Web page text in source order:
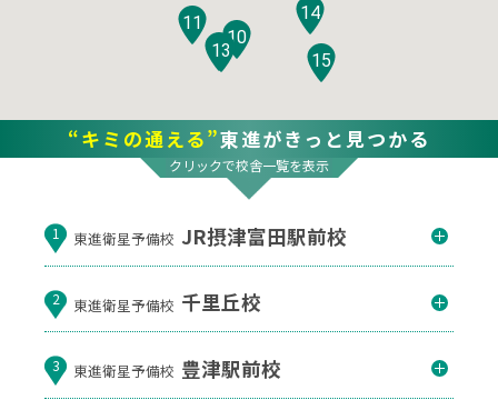
10
11
12
13
14
15
“キミの通える”東進がきっと見つかる
クリックで校舎一覧を表示
1 東進衛星予備校 JR摂津富田駅前校
2 東進衛星予備校 千里丘校
3 東進衛星予備校 豊津駅前校